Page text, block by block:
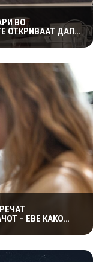
ВО
ОТКРИВААТ ДАЛИ
– ЕВЕ КАКО